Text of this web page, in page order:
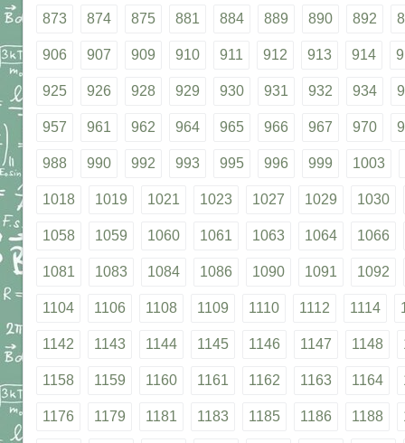
873 874 875 881 884 889 890 892
906 907 909 910 911 912 913 914
925 926 928 929 930 931 932 934
957 961 962 964 965 966 967 970
988 990 992 993 995 996 999 1003
1018 1019 1021 1023 1027 1029 1030
1058 1059 1060 1061 1063 1064 1066
1081 1083 1084 1086 1090 1091 1092
1104 1106 1108 1109 1110 1112 1114
1142 1143 1144 1145 1146 1147 1148
1158 1159 1160 1161 1162 1163 1164
1176 1179 1181 1183 1185 1186 1188